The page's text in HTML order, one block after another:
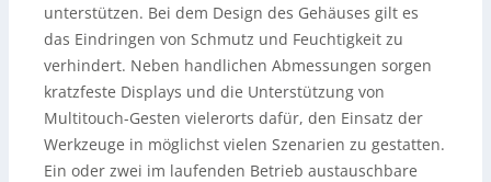
unterstützen. Bei dem Design des Gehäuses gilt es
das Eindringen von Schmutz und Feuchtigkeit zu
verhindert. Neben handlichen Abmessungen sorgen
kratzfeste Displays und die Unterstützung von
Multitouch-Gesten vielerorts dafür, den Einsatz der
Werkzeuge in möglichst vielen Szenarien zu gestatten.
Ein oder zwei im laufenden Betrieb austauschbare